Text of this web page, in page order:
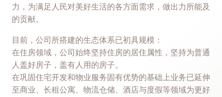
力，为满足人民对美好生活的各方面需求，做出力所能及
的贡献。
目前，公司所搭建的生态体系已初具规模：
在住房领域，公司始终坚持住房的居住属性，坚持为普通
人盖好房子，盖有人用的房子。
在巩固住宅开发和物业服务固有优势的基础上业务已延伸
至商业、长租公寓、物流仓储、酒店与度假等领域为更好